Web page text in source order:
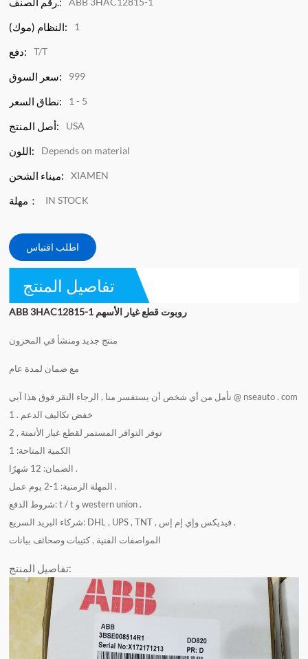
النظام (موك): 1
دفع: T/T
سعر السوق: 999
نطاق السعر: 1 - 5
أصل المنتج: USA
اللون: Depends on material
ميناء الشحن: XIAMEN
مهلة： IN STOCK
اطلب اقتباس
تفاصيل المنتج
ABB 3HAC12815-1 روبوت قطع غيار الأسهم
منتج جديد ومنشأ في المخزون
مع ضمان لمدة عام
نأمل من أي شخص أن يستفسر منا , الرجاء النقر فوق هذا آبي @ nseauto . com
1 . خفض تكاليف الدعم
2 , توفر التوافر المستمر لقطع غيار الأتمتة
الكمية المتاحة: 1
الضمان: 12 شهرًا .
المهلة الزمنية: 1-2 يوم عمل .
شروط الدفع: t / t و western union .
شركاء البريد السريع: DHL , UPS , TNT , فيديكس وإي إم إس .
المواصفات الفنية , كتيبات وصحائف بيانات
تفاصيل المنتج: